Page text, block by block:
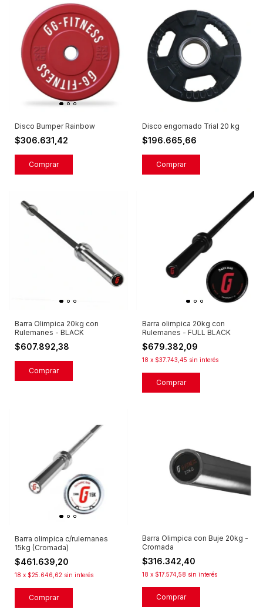
Disco Bumper Rainbow
$306.631,42
Comprar
Disco engomado Trial 20 kg
$196.665,66
Barra Olimpica 20kg con
Rulemanes - BLACK
$607.892,38
Barra olimpica 20kg con
Rulemanes - FULL BLACK
$679.382,09
18 x $37.743,45 sin interés
Barra olimpica c/rulemanes
15kg (Cromada)
$461.639,20
18 x $25.646,62 sin interés
Barra Olimpica con Buje 20kg -
Cromada
$316.342,40
18 x $17.574,58 sin interés